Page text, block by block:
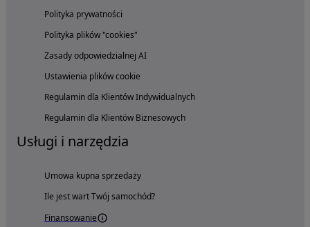
Polityka prywatności
Polityka plików "cookies"
Zasady odpowiedzialnej AI
Ustawienia plików cookie
Regulamin dla Klientów Indywidualnych
Regulamin dla Klientów Biznesowych
Usługi i narzędzia
Umowa kupna sprzedaży
Ile jest wart Twój samochód?
Finansowanie